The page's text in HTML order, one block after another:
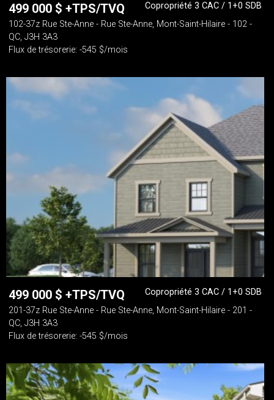
499 000 $ +TPS/TVQ
Copropriété 3 CAC / 1+0 SDB
102-37z Rue Ste-Anne - Rue Ste-Anne, Mont-Saint-Hilaire - 102 -
QC, J3H 3A3
Flux de trésorerie: -545 $/mois
499 000 $ +TPS/TVQ
Copropriété 3 CAC / 1+0 SDB
201-37z Rue Ste-Anne - Rue Ste-Anne, Mont-Saint-Hilaire - 201 -
QC, J3H 3A3
Flux de trésorerie: -545 $/mois